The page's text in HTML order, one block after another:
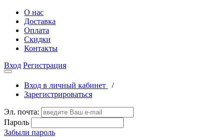
О нас
Доставка
Оплата
Скидки
Контакты
Вход Регистрация
Вход в личный кабинет
/
Зарегистрироваться
Эл. почта:
Пароль
Забыли пароль